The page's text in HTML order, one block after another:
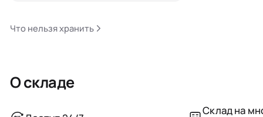
Что нельзя хранить
О складе
Склад на